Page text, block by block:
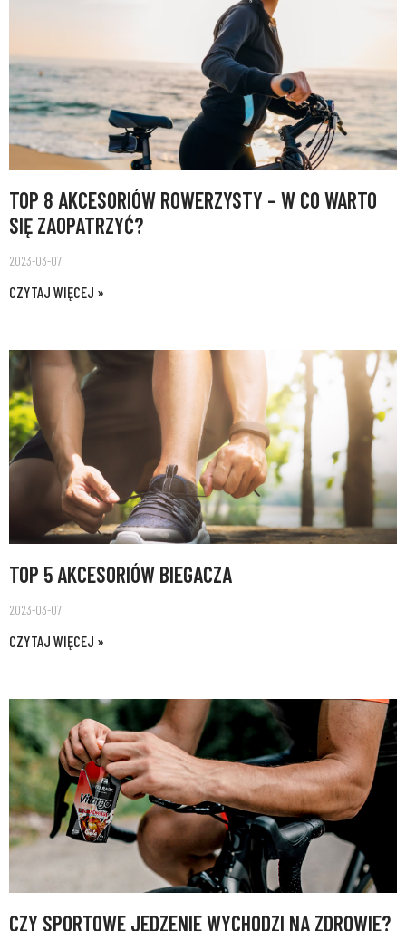
TOP 8 AKCESORIÓW ROWERZYSTY – W CO WARTO
SIĘ ZAOPATRZYĆ?
2023-03-07
CZYTAJ WIĘCEJ »
TOP 5 AKCESORIÓW BIEGACZA
2023-03-07
CZYTAJ WIĘCEJ »
CZY SPORTOWE JEDZENIE WYCHODZI NA ZDROWIE?